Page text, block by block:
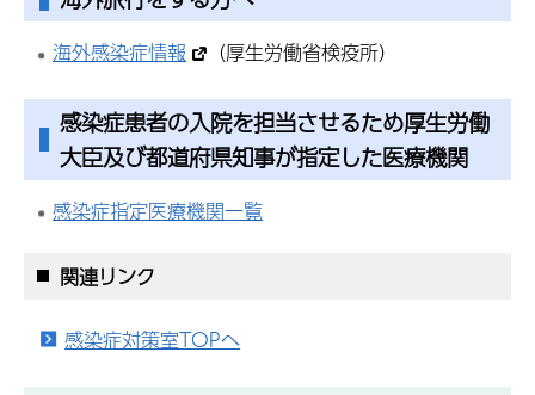
海外感染症情報 （厚生労働省検疫所）
感染症患者の入院を担当させるため厚生労働
大臣及び都道府県知事が指定した医療機関
感染症指定医療機関一覧
関連リンク
感染症対策室TOPへ